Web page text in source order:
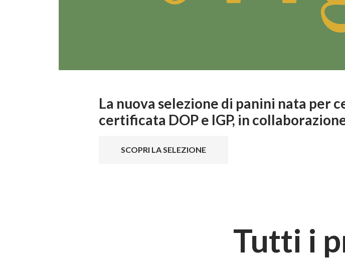
La nuova selezione di panini nata per
certificata DOP e IGP, in
SCOPRI LA SELEZIONE
Tutti i